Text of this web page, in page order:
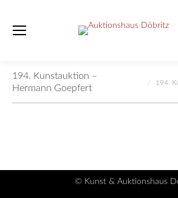
194. Kunstauktion –
Hermann Goepfert
194.
© Kunst & Auktionshaus